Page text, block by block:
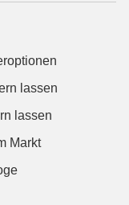
lassen
lassen
Markt